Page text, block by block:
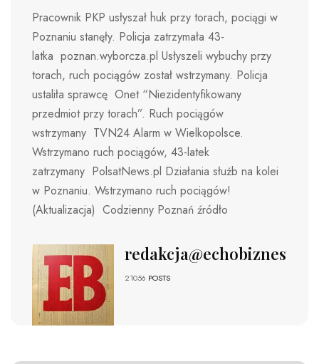
Pracownik PKP usłyszał huk przy torach, pociągi w
Poznaniu stanęły. Policja zatrzymała 43-
latka poznan.wyborcza.pl Usłyszeli wybuchy przy
torach, ruch pociągów został wstrzymany. Policja
ustaliła sprawcę Onet “Niezidentyfikowany
przedmiot przy torach”. Ruch pociągów
wstrzymany TVN24 Alarm w Wielkopolsce.
Wstrzymano ruch pociągów, 43-latek
zatrzymany PolsatNews.pl Działania służb na kolei
w Poznaniu. Wstrzymano ruch pociągów!
(Aktualizacja) Codzienny Poznań źródło
redakcja@echobiznesu.pl
21056 POSTS